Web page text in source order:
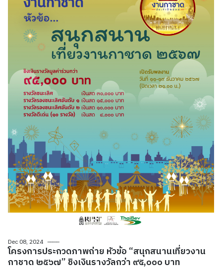
Dec 08, 2024
โครงการประกวดภาพถ่าย หัวข้อ “สนุกสนานเที่ยวงาน
กาชาด ๒๕๖๗” ชิงเงินรางวัลกว่า ๙๕,๐๐๐ บาท